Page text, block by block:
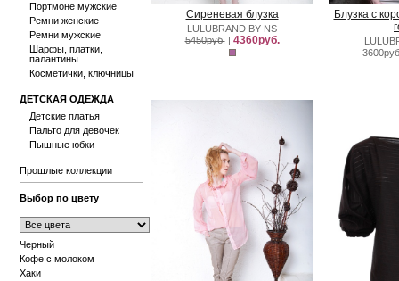
Портмоне мужские
Ремни женские
Ремни мужские
Шарфы, платки,
палантины
Косметички, ключницы
ДЕТСКАЯ ОДЕЖДА
Детские платья
Пальто для девочек
Пышные юбки
Прошлые коллекции
Выбор по цвету
Черный
Кофе с молоком
Хаки
Сиреневая блузка
LULUBRAND BY NS
5450руб.| 4360руб.
Блузка с